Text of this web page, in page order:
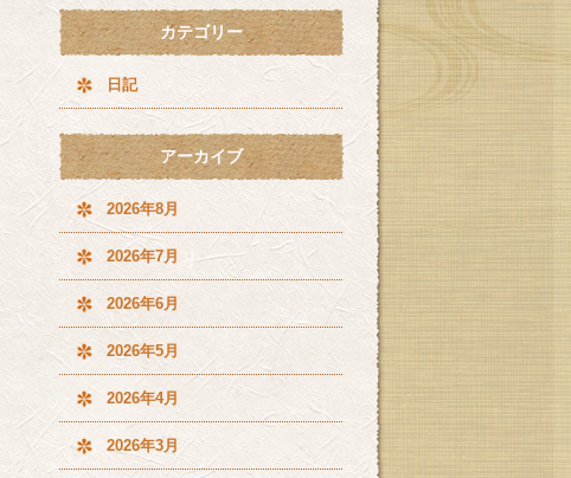
カテゴリー
日記
アーカイブ
2026年8月
2026年7月
2026年6月
2026年5月
2026年4月
2026年3月